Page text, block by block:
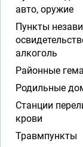
авто, оружие
Пункты
алкоголь
Районные
Родильные
Станции
крови
Травмпункты